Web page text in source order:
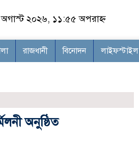
২০২৬, ১১:৫৫ অপরাহ্ন
রাজধানী বিনোদন লাইফস্টাইল
অনুষ্ঠিত